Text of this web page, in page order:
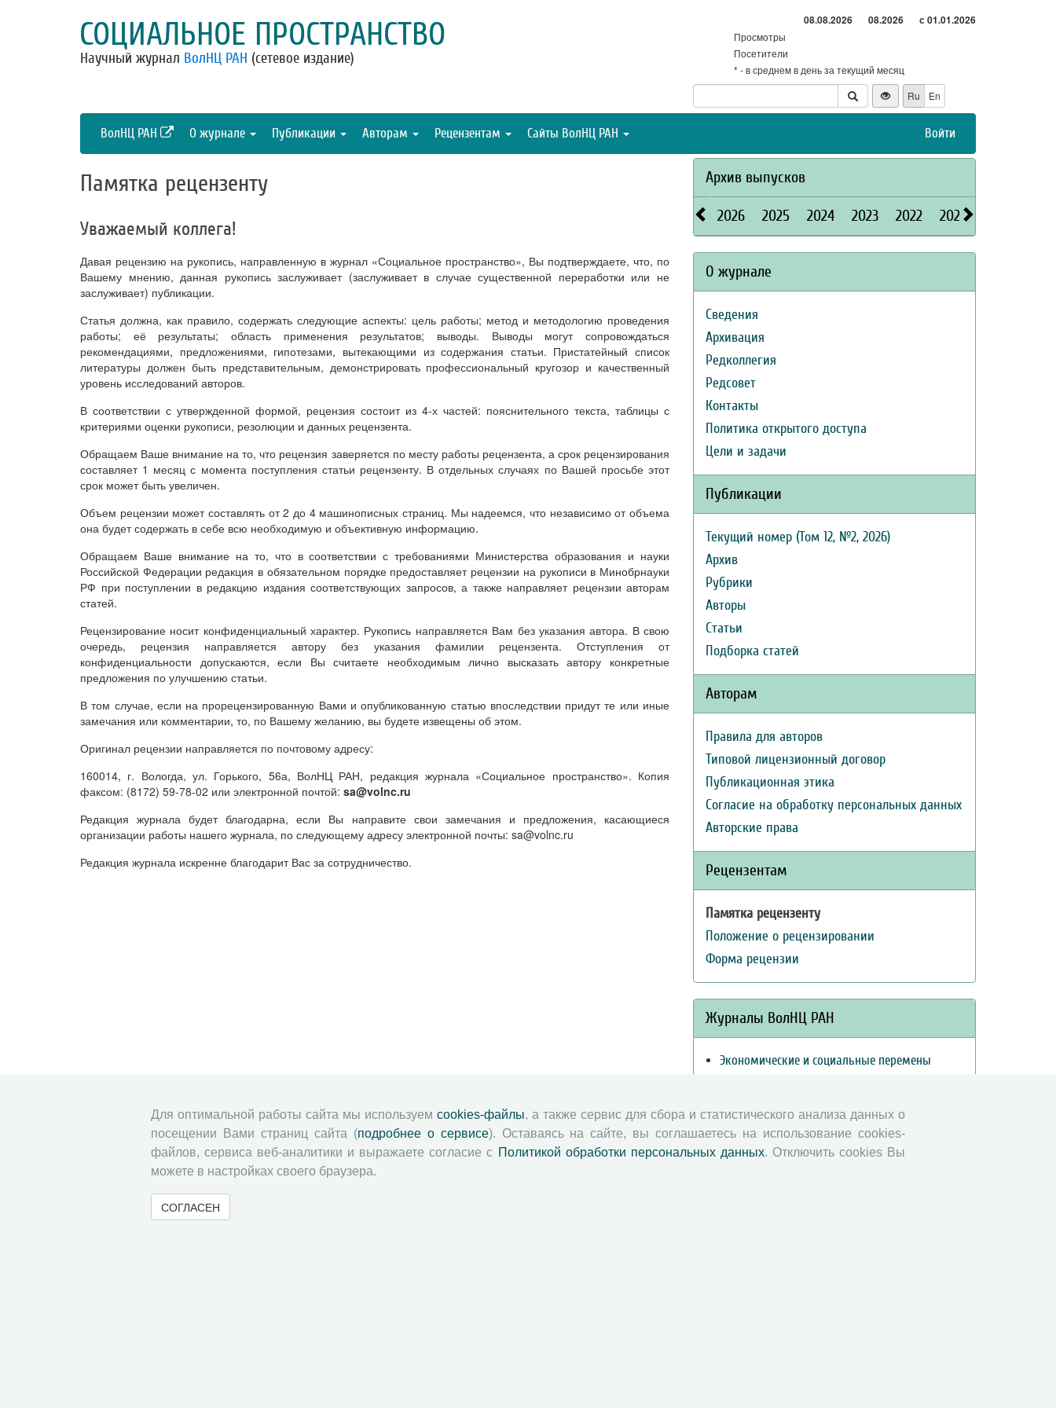
СОЦИАЛЬНОЕ ПРОСТРАНСТВО
Научный журнал ВолНЦ РАН (сетевое издание)
08.08.2026 08.2026 с 01.01.2026
Просмотры
Посетители
* - в среднем в день за текущий месяц
Ru
En
ВолНЦ РАН О журнале Публикации Авторам Рецензентам Сайты ВолНЦ РАН Войти
Памятка рецензенту
Уважаемый коллега!
Давая рецензию на рукопись, направленную в журнал «Социальное пространство», Вы подтверждаете, что, по
Вашему мнению, данная рукопись заслуживает (заслуживает в случае существенной переработки или не
заслуживает) публикации.
Статья должна, как правило, содержать следующие аспекты: цель работы; метод и методологию проведения
работы; её результаты; область применения результатов; выводы. Выводы могут сопровождаться
рекомендациями, предложениями, гипотезами, вытекающими из содержания статьи. Пристатейный список
литературы должен быть представительным, демонстрировать профессиональный кругозор и качественный
уровень исследований авторов.
В соответствии с утвержденной формой, рецензия состоит из 4-х частей: пояснительного текста, таблицы с
критериями оценки рукописи, резолюции и данных рецензента.
Обращаем Ваше внимание на то, что рецензия заверяется по месту работы рецензента, а срок рецензирования
составляет 1 месяц с момента поступления статьи рецензенту. В отдельных случаях по Вашей просьбе этот
срок может быть увеличен.
Объем рецензии может составлять от 2 до 4 машинописных страниц. Мы надеемся, что независимо от объема
она будет содержать в себе всю необходимую и объективную информацию.
Обращаем Ваше внимание на то, что в соответствии с требованиями Министерства образования и науки
Российской Федерации редакция в обязательном порядке предоставляет рецензии на рукописи в Минобрнауки
РФ при поступлении в редакцию издания соответствующих запросов, а также направляет рецензии авторам
статей.
Рецензирование носит конфиденциальный характер. Рукопись направляется Вам без указания автора. В свою
очередь, рецензия направляется автору без указания фамилии рецензента. Отступления от
конфиденциальности допускаются, если Вы считаете необходимым лично высказать автору конкретные
предложения по улучшению статьи.
В том случае, если на прорецензированную Вами и опубликованную статью впоследствии придут те или иные
замечания или комментарии, то, по Вашему желанию, вы будете извещены об этом.
Оригинал рецензии направляется по почтовому адресу:
160014, г. Вологда, ул. Горького, 56а, ВолНЦ РАН, редакция журнала «Социальное пространство». Копия
факсом: (8172) 59-78-02 или электронной почтой: sa@volnc.ru
Редакция журнала будет благодарна, если Вы направите свои замечания и предложения, касающиеся
организации работы нашего журнала, по следующему адресу электронной почты: sa@volnc.ru
Редакция журнала искренне благодарит Вас за сотрудничество.
Архив выпусков
2026 2025 2024 2023 2022 2021
О журнале
Сведения
Архивация
Редколлегия
Редсовет
Контакты
Политика открытого доступа
Цели и задачи
Публикации
Текущий номер (Том 12, №2, 2026)
Архив
Рубрики
Авторы
Статьи
Подборка статей
Авторам
Правила для авторов
Типовой лицензионный договор
Публикационная этика
Согласие на обработку персональных данных
Авторские права
Рецензентам
Памятка рецензенту
Положение о рецензировании
Форма рецензии
Журналы ВолНЦ РАН
Экономические и социальные перемены
Социальное пространство
Юный экономист
Для оптимальной работы сайта мы используем cookies-файлы, а также сервис для сбора и статистического анализа данных о
посещении Вами страниц сайта (подробнее о сервисе). Оставаясь на сайте, вы соглашаетесь на использование cookies-
файлов, сервиса веб-аналитики и выражаете согласие с Политикой обработки персональных данных. Отключить cookies Вы
можете в настройках своего браузера.
СОГЛАСЕН